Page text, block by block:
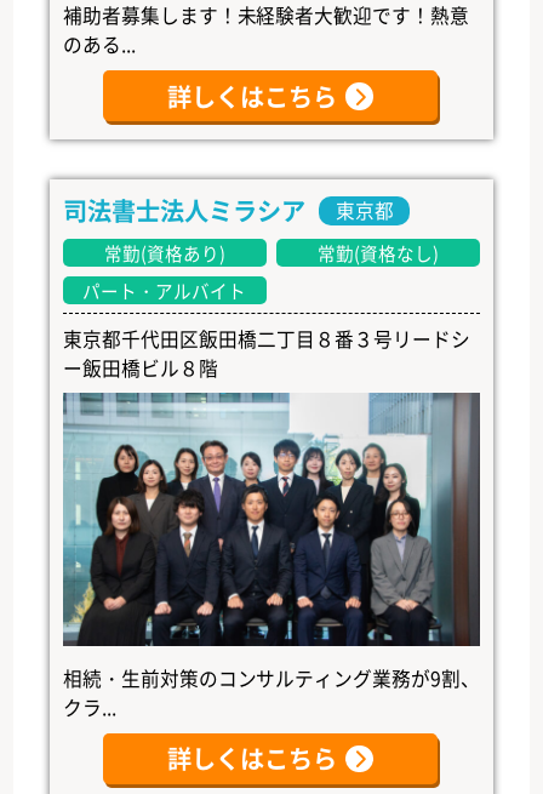
補助者募集します！未経験者大歓迎です！熱意
のある...
詳しくはこちら
司法書士法人ミラシア 東京都
常勤(資格あり)
常勤(資格なし)
パート・アルバイト
東京都千代田区飯田橋二丁目８番３号リードシ
ー飯田橋ビル８階
相続・生前対策のコンサルティング業務が9割、
クラ...
詳しくはこちら